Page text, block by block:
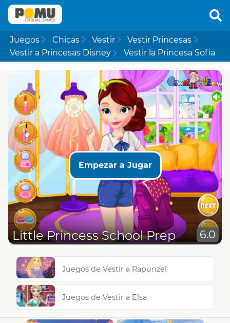
Juegos Chicas Vestir
Vestir Princesas
Vestir a Princesas Disney
Vestir la Princesa Sofia
Empezar a Jugar
Little Princess School Prep 6.0
Juegos de Vestir a Rapunzel
Juegos de Vestir a Elsa